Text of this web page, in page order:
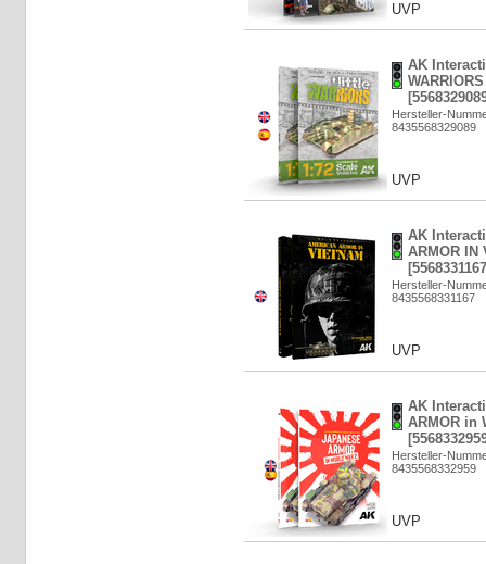
UVP
AK
Hersteller-
8435568329089
UVP
AK
ARMOR IN
Hersteller-
8435568331167
UVP
AK
ARMOR in
Hersteller-
8435568332959
UVP